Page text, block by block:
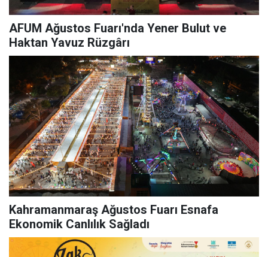
AFUM Ağustos Fuarı'nda Yener Bulut ve
Haktan Yavuz Rüzgârı
Kahramanmaraş Ağustos Fuarı Esnafa
Ekonomik Canlılık Sağladı